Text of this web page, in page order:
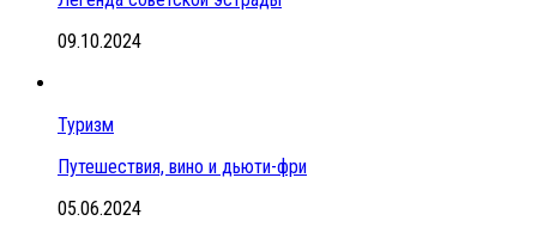
09.10.2024
Туризм
Путешествия, вино и дьюти-фри
05.06.2024